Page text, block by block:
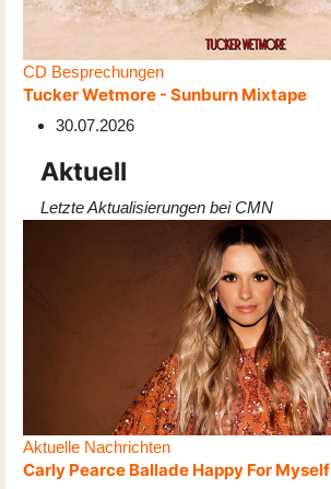
CD Besprechungen
Tucker Wetmore - Sunburn Mixtape
30.07.2026
Aktuell
Letzte Aktualisierungen bei CMN
Aktuelle Nachrichten
Carly Pearce Ballade Happy For Myself